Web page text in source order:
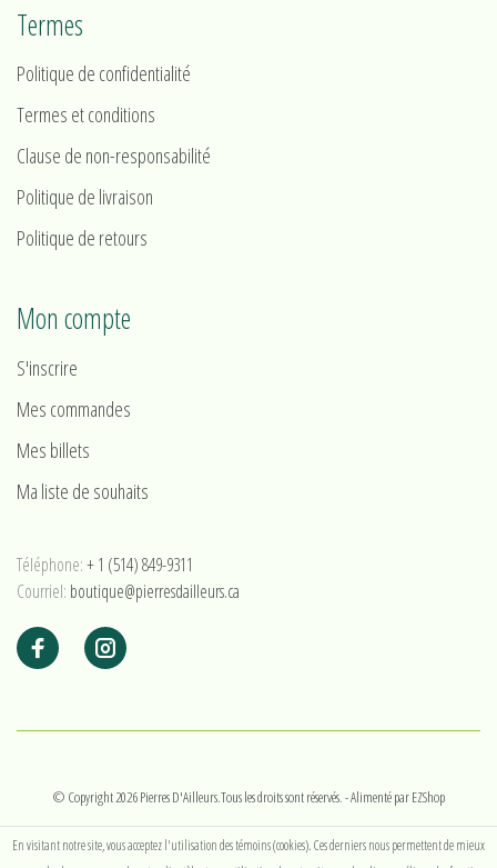
Termes
Politique de confidentialité
Termes et conditions
Clause de non-responsabilité
Politique de livraison
Politique de retours
Mon compte
S'inscrire
Mes commandes
Mes billets
Ma liste de souhaits
Téléphone:+ 1 (514) 849-9311
Courriel: boutique@pierresdailleurs.ca
© Copyright 2026 Pierres D'Ailleurs.Tous les droits sont réservés.- Alimenté parEZShop
En visitant notre site, vous acceptez l'utilisation des témoins (cookies). Ces derniers nous permettent de mieux